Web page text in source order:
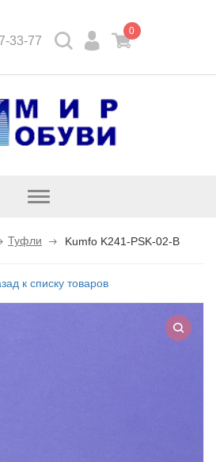
33-77
0
Открыть
Туфли Kumfo K241-PSK-02-B
к списку товаров